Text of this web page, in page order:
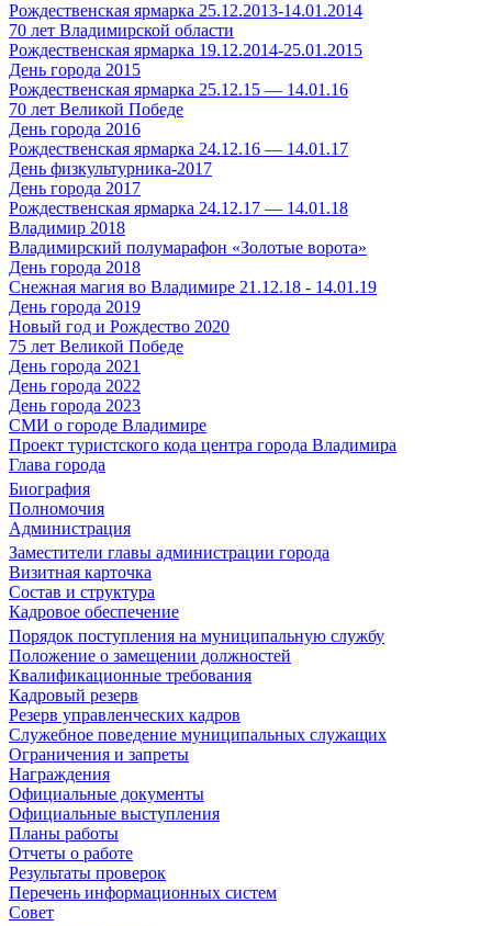
Рождественская ярмарка 25.12.2013-14.01.2014
70 лет Владимирской области
Рождественская ярмарка 19.12.2014-25.01.2015
День города 2015
Рождественская ярмарка 25.12.15 — 14.01.16
70 лет Великой Победе
День города 2016
Рождественская ярмарка 24.12.16 — 14.01.17
День физкультурника-2017
День города 2017
Рождественская ярмарка 24.12.17 — 14.01.18
Владимир 2018
Владимирский полумарафон «Золотые ворота»
День города 2018
Снежная магия во Владимире 21.12.18 - 14.01.19
День города 2019
Новый год и Рождество 2020
75 лет Великой Победе
День города 2021
День города 2022
День города 2023
СМИ о городе Владимире
Проект туристского кода центра города Владимира
Глава города
Биография
Полномочия
Администрация
Заместители главы администрации города
Визитная карточка
Состав и структура
Кадровое обеспечение
Порядок поступления на муниципальную службу
Положение о замещении должностей
Квалификационные требования
Кадровый резерв
Резерв управленческих кадров
Служебное поведение муниципальных служащих
Ограничения и запреты
Награждения
Официальные документы
Официальные выступления
Планы работы
Отчеты о работе
Результаты проверок
Перечень информационных систем
Совет